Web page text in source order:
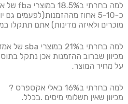
למה בחרתי ב18.5% במוצרי fba של אמזון ?
כ-5-10 אחוז מההזמנות(לפעמים
מוכרים ולאיזה מדינות) אתם תתקלו
למה בחרתי ב21% במוצרי sba של אמזון ?
על מחיר המוצר.
למה בחרתי ב16% באלי אקספרס ?
מכיוון שאין תשלומי מיסים .בכלל.